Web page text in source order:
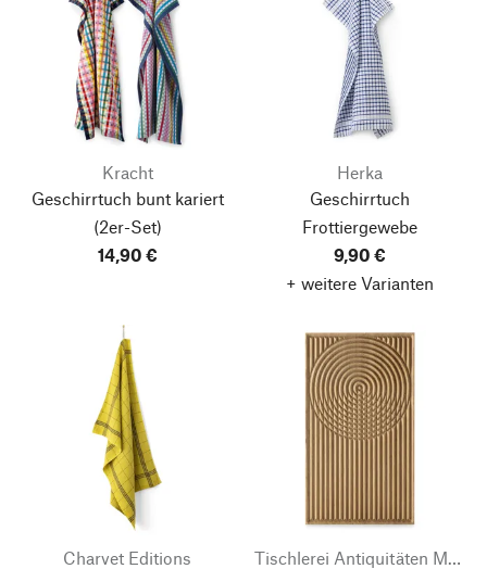
Kracht
Geschirrtuch bunt kariert
(2er-Set)
14,90 €
Herka
Geschirrtuch
Frottiergewebe
9,90 €
+ weitere Varianten
Charvet Editions
Tischlerei Antiquitäten Mulorz